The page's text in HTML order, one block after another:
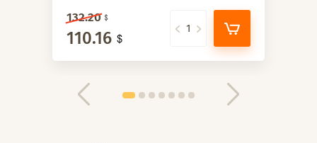
132.20
110.16